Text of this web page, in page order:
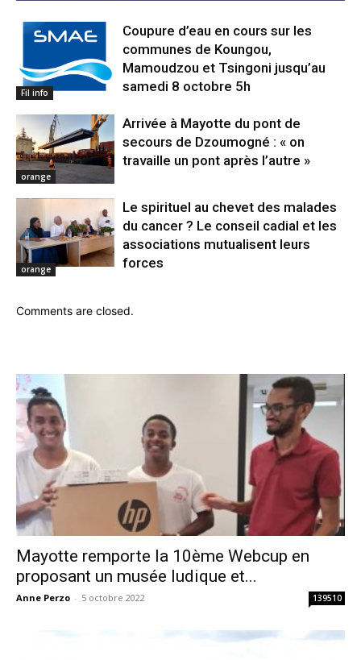
Fil info
Coupure d’eau en cours sur les
communes de Koungou,
Mamoudzou et Tsingoni jusqu’au
samedi 8 octobre 5h
orange
Arrivée à Mayotte du pont de
secours de Dzoumogné : « on
travaille un pont après l’autre »
orange
Le spirituel au chevet des malades
du cancer ? Le conseil cadial et les
associations mutualisent leurs
forces
Comments are closed.
Mayotte remporte la 10ème Webcup en
proposant un musée ludique et...
Anne Perzo - 5 octobre 2022 139510